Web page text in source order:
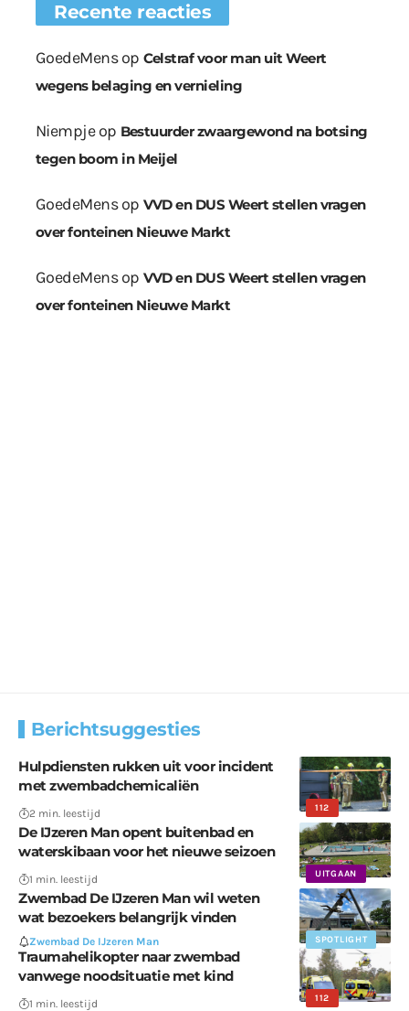
Recente reacties
GoedeMensop Celstraf voor man uit Weert
wegens belaging en vernieling
Niempjeop Bestuurder zwaargewond na botsing
tegen boom in Meijel
GoedeMensop VVD en DUS Weert stellen vragen
over fonteinen Nieuwe Markt
GoedeMensop VVD en DUS Weert stellen vragen
over fonteinen Nieuwe Markt
Berichtsuggesties
112
Hulpdiensten rukken uit voor incident
met zwembadchemicaliën
2 min. leestijd
UITGAAN
De IJzeren Man opent buitenbad en
waterskibaan voor het nieuwe seizoen
1 min. leestijd
SPOTLIGHT
Zwembad De IJzeren Man wil weten
wat bezoekers belangrijk vinden
Zwembad De IJzeren Man
112
Traumahelikopter naar zwembad
vanwege noodsituatie met kind
1 min. leestijd